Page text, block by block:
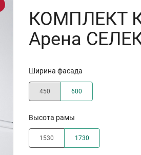
КОМПЛЕКТ
Арена
Ширина фасада
450 600
Высота рамы
1530 1730